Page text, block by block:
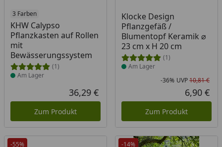
3 Farben
KHW Calypso
Pflanzkasten auf Rollen
mit
Bewässerungssystem
(1)
Produkt am Lager
Am Lager
Aktueller Preis
36,29 €
Zum Produkt
Klocke Design
Pflanzgefäß /
Blumentopf Keramik ⌀
23 cm x H 20 cm
(1)
Produkt am Lager
Am Lager
-36% UVP10,81 €
6,90 €
Zum Produkt
-55% -14%